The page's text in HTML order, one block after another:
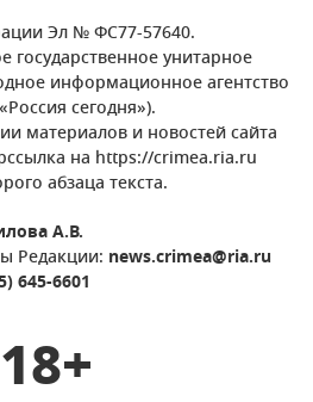
Эл № ФС77-57640.
государственное унитарное
информационное агентство
сегодня»).
материалов и новостей сайта
на https://crimea.ria.ru
абзаца текста.
А.В.
Редакции: news.crimea@ria.ru
645-6601
18+